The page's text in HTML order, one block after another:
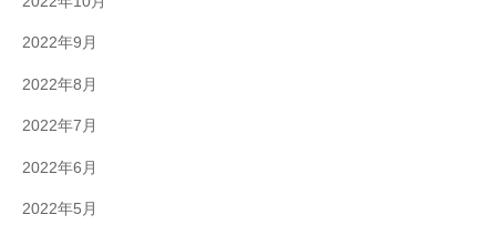
2022年9月
2022年8月
2022年7月
2022年6月
2022年5月